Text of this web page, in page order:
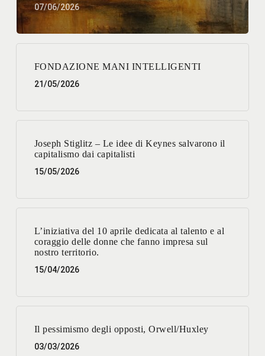
07/06/2026
FONDAZIONE MANI INTELLIGENTI
21/05/2026
Joseph Stiglitz – Le idee di Keynes salvarono il
capitalismo dai capitalisti
15/05/2026
L’iniziativa del 10 aprile dedicata al talento e al
coraggio delle donne che fanno impresa sul
nostro territorio.
15/04/2026
Il pessimismo degli opposti, Orwell/Huxley
03/03/2026